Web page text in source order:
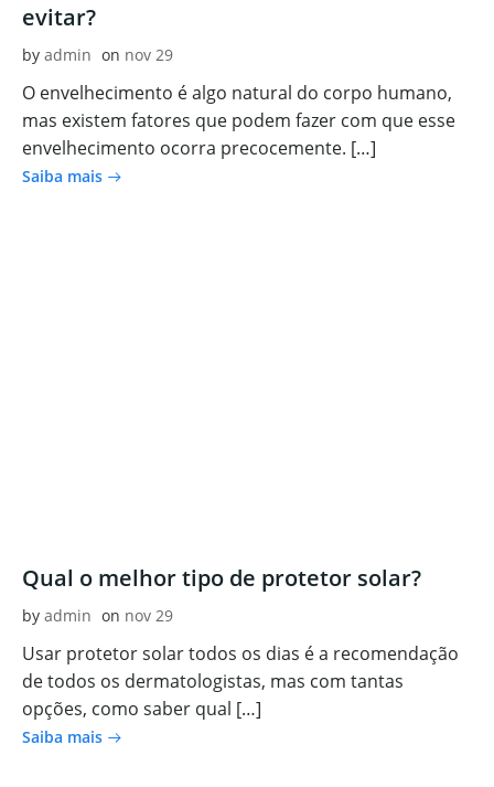
evitar?
by admin on nov 29
O envelhecimento é algo natural do corpo humano,
mas existem fatores que podem fazer com que esse
envelhecimento ocorra precocemente. […]
Saiba mais
Qual o melhor tipo de protetor solar?
by admin on nov 29
Usar protetor solar todos os dias é a recomendação
de todos os dermatologistas, mas com tantas
opções, como saber qual […]
Saiba mais